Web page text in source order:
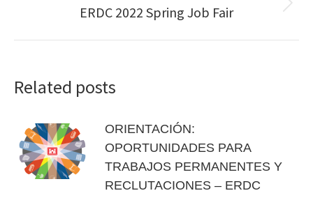
Next
ERDC 2022 Spring Job Fair
Related posts
ORIENTACIÓN:
OPORTUNIDADES PARA
TRABAJOS PERMANENTES Y
RECLUTACIONES – ERDC